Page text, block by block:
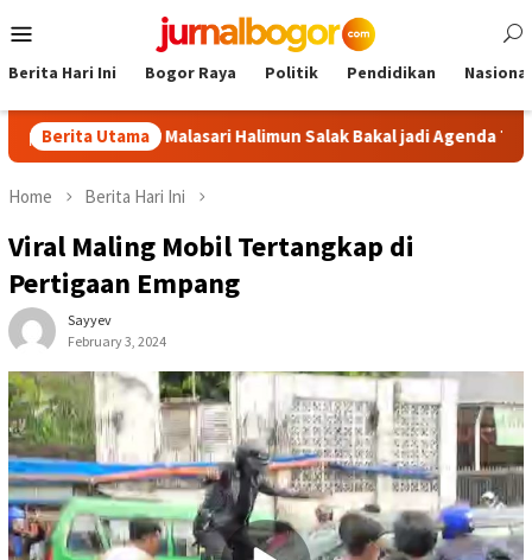
to
Menu
Berita Hari Ini Bogor Raya Politik Pendidikan Nasional
Berita Utama
Tour Malasari Halimun Salak Bakal jadi Agenda Tahunan
Home Berita Hari Ini
Viral Maling Mobil Tertangkap di
Pertigaan Empang
Sayyev
February 3, 2024